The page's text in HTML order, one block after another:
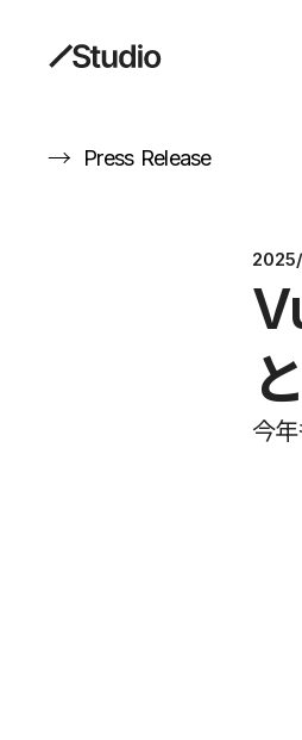
→ Press Release
今